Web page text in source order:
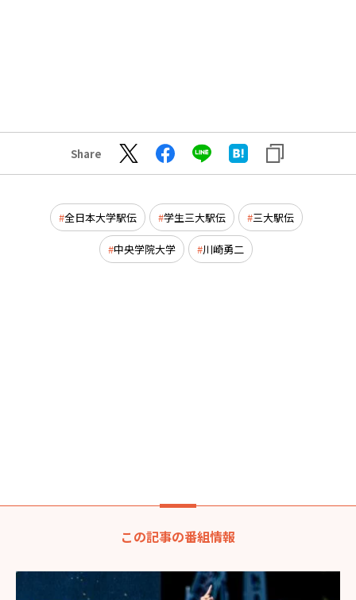
Share
全日本大学駅伝 学生三大駅伝 三大駅伝
中央学院大学 川崎勇二
この記事の番組情報